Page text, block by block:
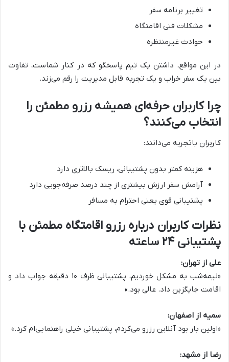
تغییر برنامه سفر
مشکلات فنی اقامتگاه
حوادث غیرمنتظره
در این مواقع، داشتن یک تیم پاسخگو که در کنار شماست، تفاوت
بین یک سفر خراب و یک تجربه قابل مدیریت را رقم می‌زند.
چرا کاربران حرفه‌ای همیشه رزرو مطمئن را
انتخاب می‌کنند؟
کاربران باتجربه می‌دانند:
هزینه کمتر بدون پشتیبانی، ریسک بالاتری دارد
آرامش سفر ارزش بیشتری از چند درصد صرفه‌جویی دارد
پشتیبانی قوی یعنی احترام به مسافر
نظرات کاربران درباره رزرو اقامتگاه مطمئن با
پشتیبانی ۲۴ ساعته
علی از تهران:
«نیمه‌شب به مشکل خوردیم، پشتیبانی ظرف ۱۰ دقیقه جواب داد و
اقامت جایگزین داد. عالی بود.»
سمیه از اصفهان:
«اولین بار بود آنلاین رزرو می‌کردم، پشتیبانی خیلی راهنمایی‌ام کرد.»
رضا از مشهد: